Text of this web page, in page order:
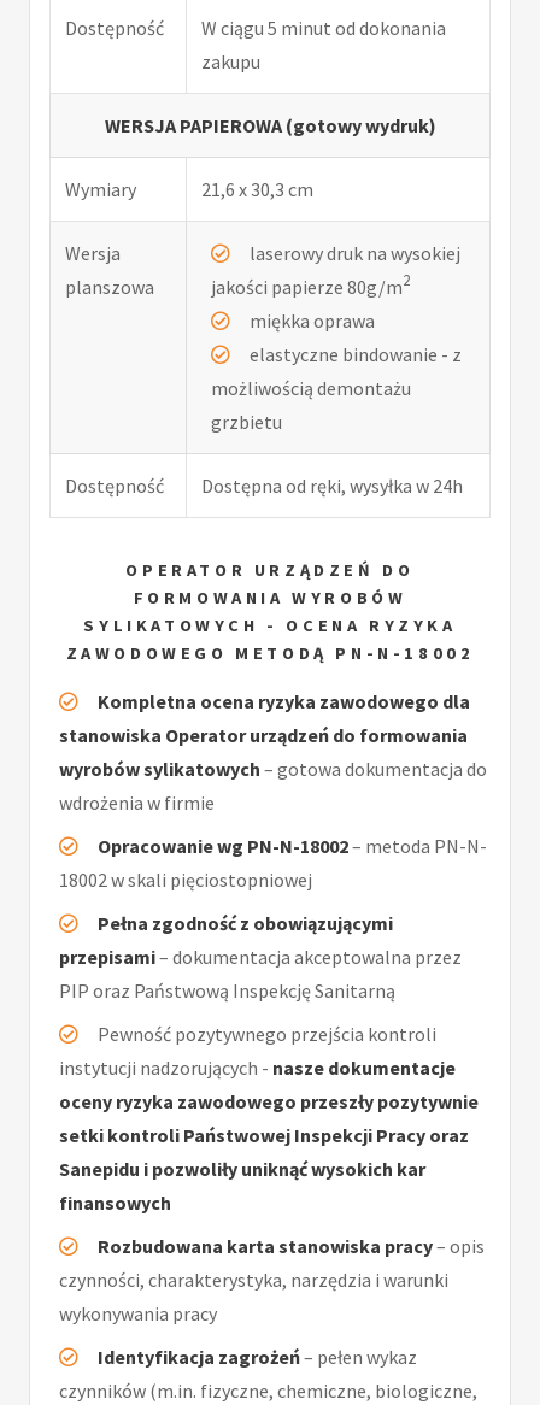
Dostępność
W ciągu 5 minut od dokonania
zakupu
WERSJA PAPIEROWA (gotowy wydruk)
Wymiary 21,6 x 30,3 cm
Wersja
planszowa
laserowy druk na wysokiej
jakości papierze 80g/m2
miękka oprawa
elastyczne bindowanie - z
możliwością demontażu
grzbietu
Dostępność Dostępna od ręki, wysyłka w 24h
OPERATOR URZĄDZEŃ DO
FORMOWANIA WYROBÓW
SYLIKATOWYCH - OCENA RYZYKA
ZAWODOWEGO METODĄ PN-N-18002
Kompletna ocena ryzyka zawodowego dla
stanowiska Operator urządzeń do formowania
wyrobów sylikatowych – gotowa dokumentacja do
wdrożenia w firmie
Opracowanie wg PN-N-18002– metoda PN-N-
18002 w skali pięciostopniowej
Pełna zgodność z obowiązującymi
przepisami– dokumentacja akceptowalna przez
PIP oraz Państwową Inspekcję Sanitarną
Pewność pozytywnego przejścia kontroli
instytucji nadzorujących - nasze dokumentacje
oceny ryzyka zawodowego przeszły pozytywnie
setki kontroli Państwowej Inspekcji Pracy oraz
Sanepidu i pozwoliły uniknąć wysokich kar
finansowych
Rozbudowana karta stanowiska pracy– opis
czynności, charakterystyka, narzędzia i warunki
wykonywania pracy
Identyfikacja zagrożeń– pełen wykaz
czynników (m.in. fizyczne, chemiczne, biologiczne,